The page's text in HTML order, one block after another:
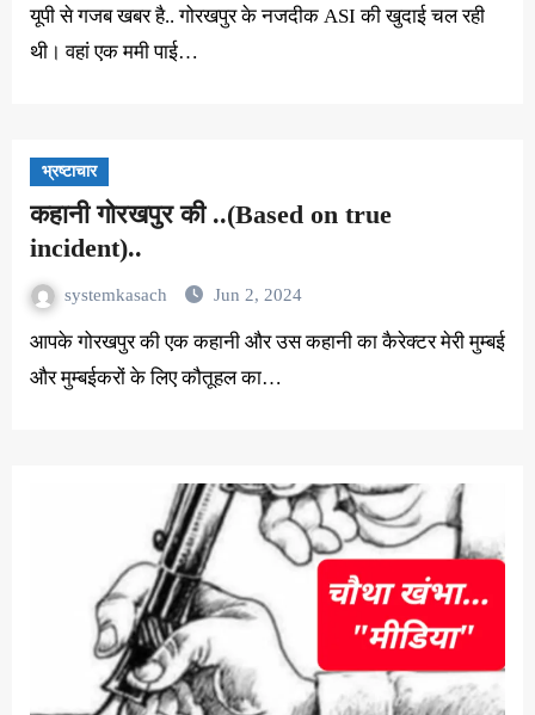
यूपी से गजब खबर है.. गोरखपुर के नजदीक ASI की खुदाई चल रही
थी। वहां एक ममी पाई…
भ्रष्टाचार
कहानी गोरखपुर की ..(Based on true
incident)..
systemkasach Jun 2, 2024
आपके गोरखपुर की एक कहानी और उस कहानी का कैरेक्टर मेरी मुम्बई
और मुम्बईकरों के लिए कौतूहल का…